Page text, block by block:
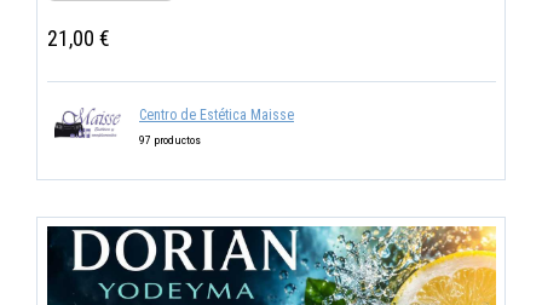
21,00 €
Centro de Estética Maisse
97 productos